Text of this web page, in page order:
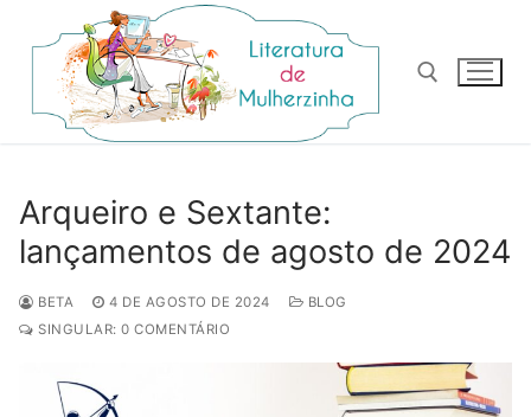
para
conteúdo
Arqueiro e Sextante:
lançamentos de agosto de 2024
BETA 4 DE AGOSTO DE 2024
BLOG
SINGULAR: 0 COMENTÁRIO